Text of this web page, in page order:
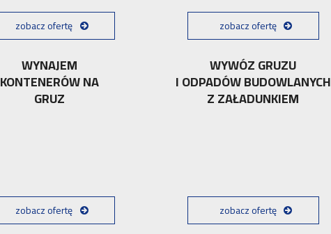
zobacz ofertę zobacz ofertę
WYNAJEM
KONTENERÓW NA
GRUZ
zobacz ofertę
WYWÓZ GRUZU
I ODPADÓW BUDOWLANYCH
Z ZAŁADUNKIEM
zobacz ofertę